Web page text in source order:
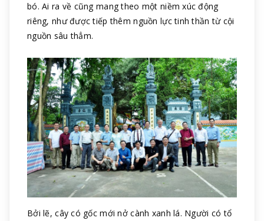
bó. Ai ra về cũng mang theo một niềm xúc động
riêng, như được tiếp thêm nguồn lực tinh thần từ cội
nguồn sâu thẳm.
Bởi lẽ, cây có gốc mới nở cành xanh lá. Người có tổ